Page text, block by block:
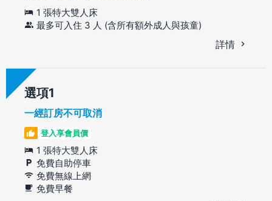
1 張特大雙人床
最多可入住 3 人 (含所有額外成人與孩童)
詳情
選項
一經訂房不可取消
登入享會員價
1 張特大雙人床
免費自助停車
免費無線上網
免費早餐